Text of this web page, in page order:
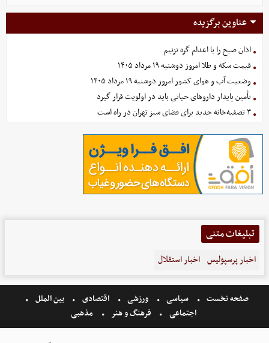
عناوین برگزیده
اذان صبح را با اعدام گره نزنیم
قیمت سکه و طلا امروز دوشنبه ۱۹ مرداد ۱۴۰۵
وضعیت آب و هوای کشور امروز دوشنبه ۱۹ مرداد ۱۴۰۵
تأمین پایدار داروهای حیاتی باید در اولویت قرار گیرد
۳ تصفیه‌خانه جدید برای فضای سبز تهران در راه است
تبلیغات متنی
اخبار پرسپولیس اخبار استقلال
صفحه نخست سیاسی ورزشی اقتصادی
بین الملل
اجتماعی
فرهنگ و هنر مذهبی